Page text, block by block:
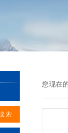
您现在